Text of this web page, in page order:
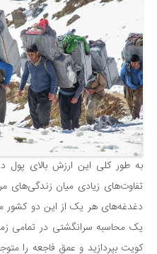
به طور کلی این ارزش بالای پول
تفاوت‌های زیادی میان زندگی‌های
دغدغه‌های هر یک از این دو کشور
یک محاسبه سرانگشتی در تمامی
کویت بپردازید و عمق فاجعه را